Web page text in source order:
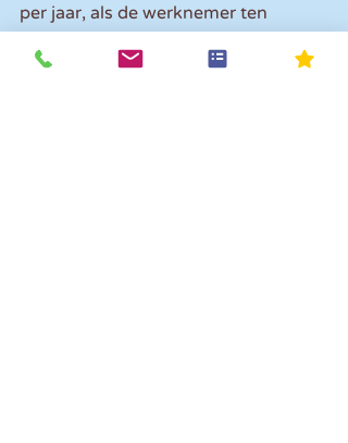
per jaar, als de werknemer ten
vaste werkplek reist. Deze regeling